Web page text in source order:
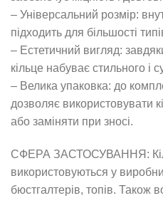
– Універсальний розмір:
підходить для більшості
– Естетичний вигляд:
кільце набуває стильного і
– Велика упаковка: до
дозволяє використовувати
або заміняти при зносі.
СФЕРА ЗАСТОСУВАННЯ:
використовуються у
бюстгалтерів, топів. Також